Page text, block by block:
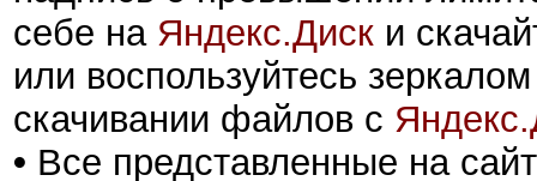
себе на Яндекс.Диск и
или воспользуйтесь
скачивании файлов с
• Все представленные на